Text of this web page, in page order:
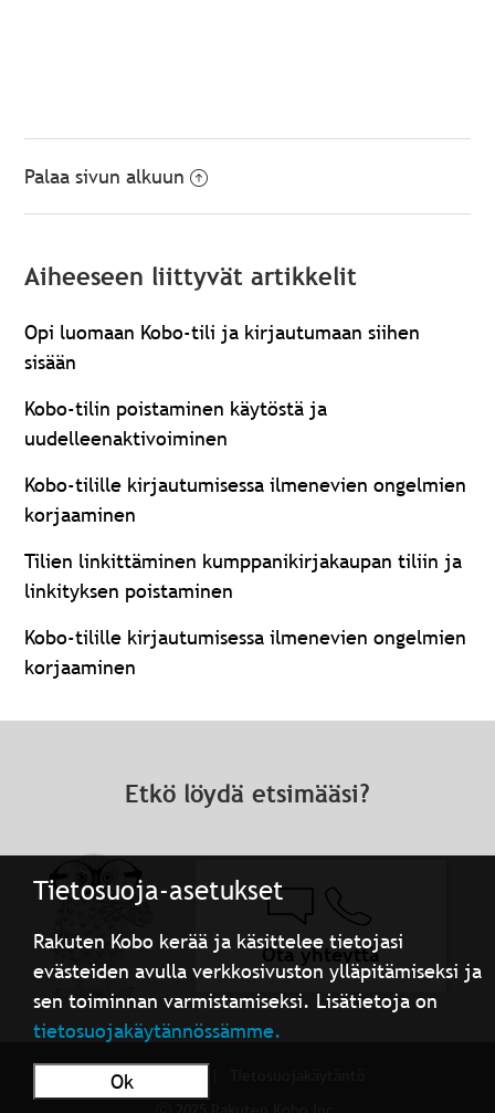
Tietosuoja-asetukset
Rakuten Kobo kerää ja käsittelee tietojasi
evästeiden avulla verkkosivuston ylläpitämiseksi ja
sen toiminnan varmistamiseksi. Lisätietoja on
tietosuojakäytännössämme.
Ok
Palaa sivun alkuun
Aiheeseen liittyvät artikkelit
Opi luomaan Kobo-tili ja kirjautumaan siihen
sisään
Kobo-tilin poistaminen käytöstä ja
uudelleenaktivoiminen
Kobo-tilille kirjautumisessa ilmenevien ongelmien
korjaaminen
Tilien linkittäminen kumppanikirjakaupan tiliin ja
linkityksen poistaminen
Kobo-tilille kirjautumisessa ilmenevien ongelmien
korjaaminen
Etkö löydä etsimääsi?
Ota yhteyttä
Käyttöehdot